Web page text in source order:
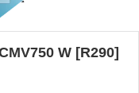
W [R290]